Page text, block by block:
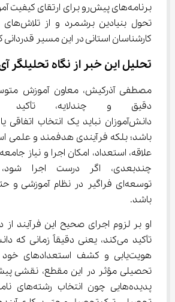
برنامه‌های پیش‌رو برای
تحول
کارشناسان استانی در این مسیر قدردانی
تحلیل این خبر از نگاه تحلیلگر
مصطفی آذرکیش، معاون آموزش
باشد؛ بلکه فرآیندی هدفمند و علمی
علاقه، استعداد، امکان اجرا و نیاز
توسعه‌ای فراگیر در نظام آموزشی و
باشد.
او بر لزوم اجرای صحیح این فرآیند
هویت‌یابی و کشف استعدادهای
تحصیلی مؤثر در این مقطع، نقشی
پدیده‌هایی چون